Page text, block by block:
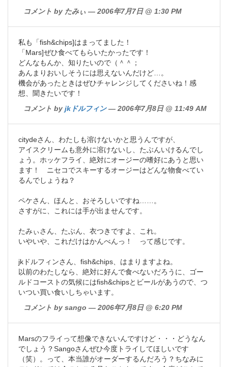
コメント by たみぃ — 2006年7月7日 @ 1:30 PM
私も「fish&chips]はまってました！
「Mars]ぜひ食べてもらいたかったです！
どんなもんか、知りたいので（＾＾；
あんまりおいしそうには思えないんだけど…。
機会があったときはぜひチャレンジしてくださいね！感
想、聞きたいです！
コメント by jkドルフィン— 2006年7月8日 @ 11:49 AM
citydeさん、わたしも溶けないかと思うんですが、
アイスクリームも意外に溶けないし、たぶんいけるんでし
ょう。ホッケフライ、絶対にオージーの嗜好にあうと思い
ます！ ニセコでスキーするオージーはどんな物食べてい
るんでしょうね？
ペケさん、ほんと、おそろしいですね……。
さすがに、これには手が出ませんです。
たみぃさん、たぶん、衣つきですよ、これ。
いやいや、これだけはかんべんっ！ って感じです。
jkドルフィンさん、fish&chips、はまりますよね。
以前のわたしなら、絶対に好んで食べないだろうに、ゴー
ルドコーストの気候にはfish&chipsとビールがあうので、つ
いつい買い食いしちゃいます。
コメント by sango — 2006年7月8日 @ 6:20 PM
Marsのフライって想像できないんですけど・・・どうなん
でしょう？Sangoさんぜひ今度トライしてほしいです
（笑）。って、本当誰がオーダーするんだろう？ちなみに